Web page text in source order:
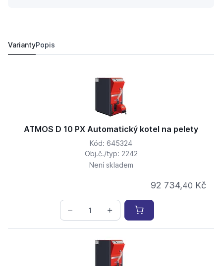
VariantyPopis
ATMOS D 10 PX Automatický kotel na pelety
Kód: 645324
Obj.č./typ: 2242
Není skladem
92 734,40 Kč